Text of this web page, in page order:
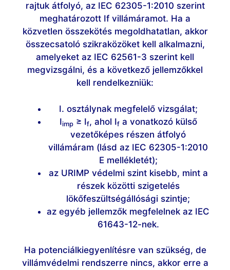
rajtuk átfolyó, az IEC 62305-1:2010 szerint
meghatározott If villámáramot. Ha a
közvetlen összekötés megoldhatatlan, akkor
összecsatoló szikraközöket kell alkalmazni,
amelyeket az IEC 62561-3 szerint kell
megvizsgálni, és a következő jellemzőkkel
kell rendelkezniük:
I. osztálynak megfelelő vizsgálat;
Iimp≥ If, ahol Ifa vonatkozó külső
vezetőképes részen átfolyó
villámáram (lásd az IEC 62305-1:2010
E mellékletét);
az URIMP védelmi szint kisebb, mint a
részek közötti szigetelés
lökőfeszültségállósági szintje;
az egyéb jellemzők megfelelnek az IEC
61643-12-nek.
Ha potenciálkiegyenlítésre van szükség, de
villámvédelmi rendszerre nincs, akkor erre a